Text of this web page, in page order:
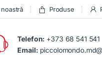
Produse
Telefon: +373 68 541 541
Email: